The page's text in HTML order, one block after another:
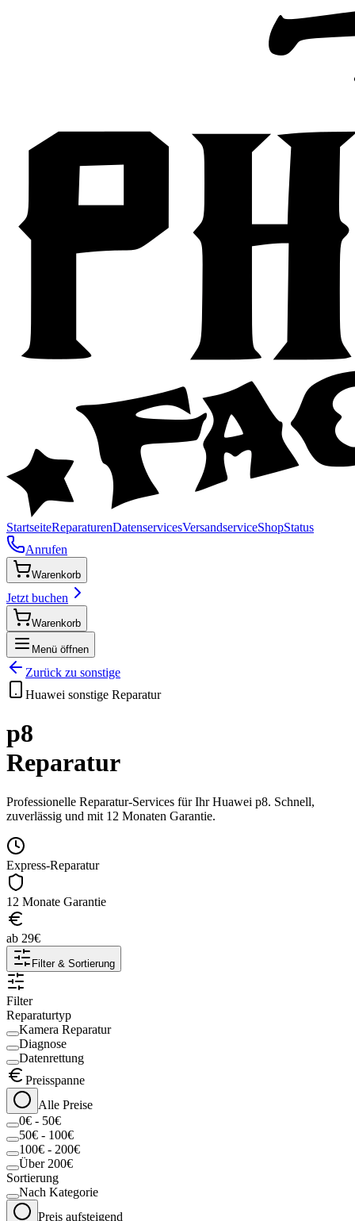
StartseiteReparaturenDatenservicesVersandserviceShopStatus
Anrufen
Warenkorb
Jetzt buchen
Warenkorb
Menü öffnen
Zurück zu sonstige
Huawei sonstige Reparatur
p8
Reparatur
Professionelle Reparatur-Services für IhrHuawei p8. Schnell,
zuverlässig und mit 12 Monaten Garantie.
Express-Reparatur
12 Monate Garantie
ab 29€
Filter & Sortierung
Filter
Reparaturtyp
Kamera Reparatur
Diagnose
Datenrettung
Preisspanne
Alle Preise
0€ - 50€
50€ - 100€
100€ - 200€
Über 200€
Sortierung
Nach Kategorie
Preis aufsteigend